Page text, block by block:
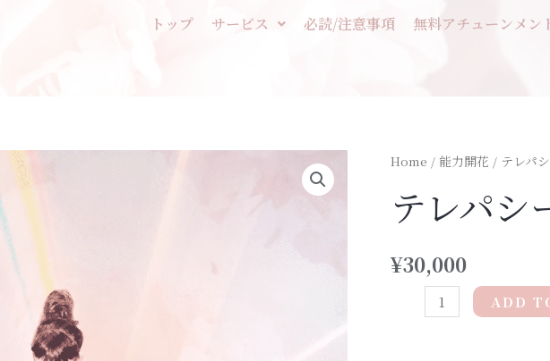
トップ サービス 必読/注意事項 無料アチューンメン
Home / 能力開花 / テレパ
テレパシ
¥30,000
ADD